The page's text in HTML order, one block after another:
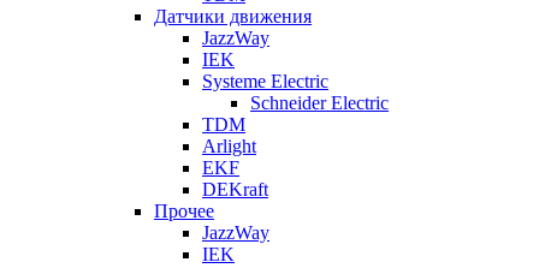
Датчики движения
JazzWay
IEK
Systeme Electric
Schneider Electric
TDM
Arlight
EKF
DEKraft
Прочее
JazzWay
IEK